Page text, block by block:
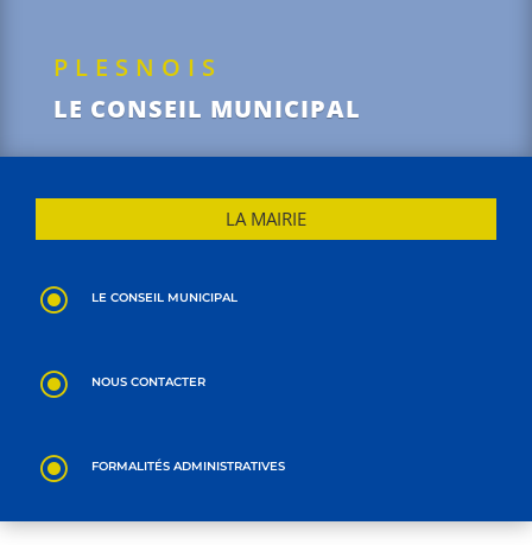
PLESNOIS
LE CONSEIL MUNICIPAL
LA MAIRIE
\ LE CONSEIL MUNICIPAL
\ NOUS CONTACTER
\ FORMALITÉS ADMINISTRATIVES